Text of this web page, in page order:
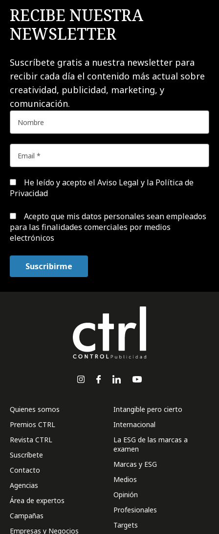
RECIBE NUESTRA
NEWSLETTER
Suscríbete gratis a nuestra newsletter para
recibir cada día el contenido más actual sobre
creatividad, publicidad, marketing, y
comunicación.
He leído y acepto el Aviso Legal y la Política de
Privacidad
Acepto que mis datos personales sean empleados
para las finalidades comerciales por medios
electrónicos
Quienes somos
Premios CTRL
Revista CTRL
Suscríbete
Contacto
Agencias
Área de expertos
Campañas
Empresas y Negocios
Intangible pero cierto
Internacional
La ESG de las marcas a
examen
Marcas y ESG
Medios
Opinión
Profesionales
Targets